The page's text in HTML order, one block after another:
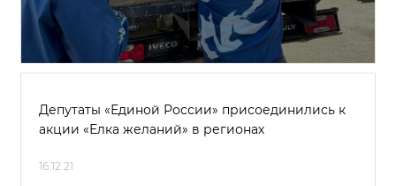
Депутаты «Единой России» присоединились к
акции «Елка желаний» в регионах
16.12.21